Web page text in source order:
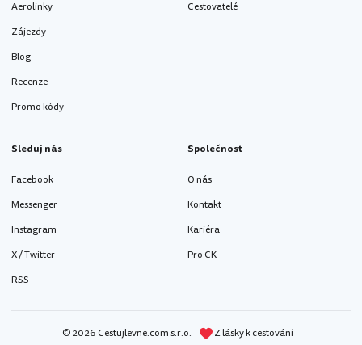
Aerolinky
Zájezdy
Blog
Recenze
Promo kódy
Cestovatelé
Sleduj nás
Facebook
Messenger
Instagram
X / Twitter
RSS
Společnost
O nás
Kontakt
Kariéra
Pro CK
© 2026 Cestujlevne.com s.r.o. Z lásky k cestování